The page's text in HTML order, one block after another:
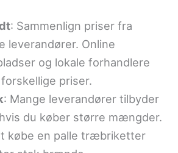
: Sammenlign priser fra
leverandører. Online
og lokale forhandlere
priser.
: Mange leverandører tilbyder
du køber større mængder.
købe en palle træbriketter